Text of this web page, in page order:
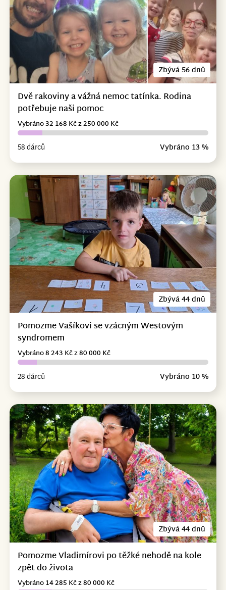
Zbývá 56 dnů
Dvě rakoviny a vážná nemoc tatínka. Rodina
potřebuje naši pomoc
58 dárců Vybráno 13 %
Vybráno 32 168 Kč z 250 000 Kč
Zbývá 44 dnů
Pomozme Vašíkovi se vzácným Westovým
syndromem
28 dárců Vybráno 10 %
Vybráno 8 243 Kč z 80 000 Kč
Zbývá 44 dnů
Pomozme Vladimírovi po těžké nehodě na kole
zpět do života
Vybráno 14 285 Kč z 80 000 Kč